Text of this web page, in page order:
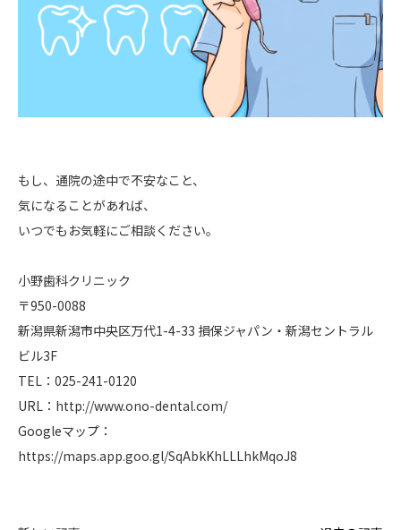
もし、通院の途中で不安なこと、
気になることがあれば、
いつでもお気軽にご相談ください。
小野歯科クリニック
〒950-0088
新潟県新潟市中央区万代1-4-33 損保ジャパン・新潟セントラル
ビル3F
TEL：025-241-0120
URL： http://www.ono-dental.com/
Googleマップ：
https://maps.app.goo.gl/SqAbkKhLLLhkMqoJ8